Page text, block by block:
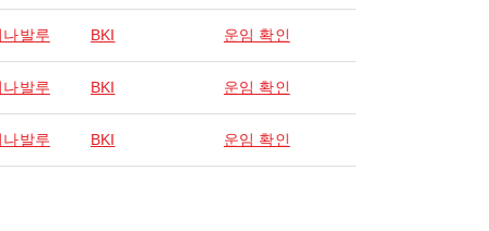
나발루 BKI 운임 확인
나발루 BKI 운임 확인
나발루 BKI 운임 확인